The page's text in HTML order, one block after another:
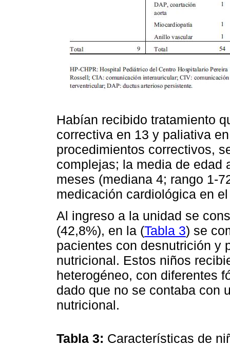
Habían recibido tratamiento
correctiva en 13 y paliativa
procedimientos correctivos,
complejas; la media de edad
meses (mediana 4; rango 1-
medicación cardiológica en
Al ingreso a la unidad se
(42,8%), en la (Tabla 3) se
pacientes con desnutrición y
nutricional. Estos niños
heterogéneo, con diferentes
dado que no se contaba con
nutricional.
Tabla 3: Características de